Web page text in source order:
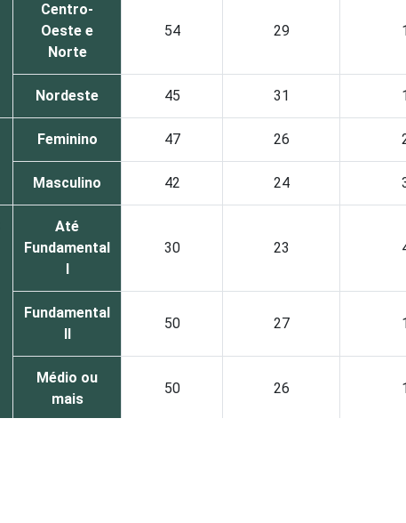
Centro-
Oeste e
Norte
54 29
Nordeste 45 31
Feminino 47 26
Masculino 42 24
Até
Fundamental
I
30 23
Fundamental
II
50 27
Médio ou
mais
50 26